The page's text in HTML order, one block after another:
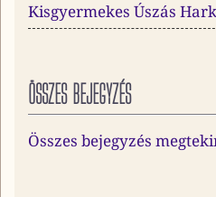
Kisgyermekes Úszás
ÖSSZES BEJEGYZÉS
Összes bejegyzés